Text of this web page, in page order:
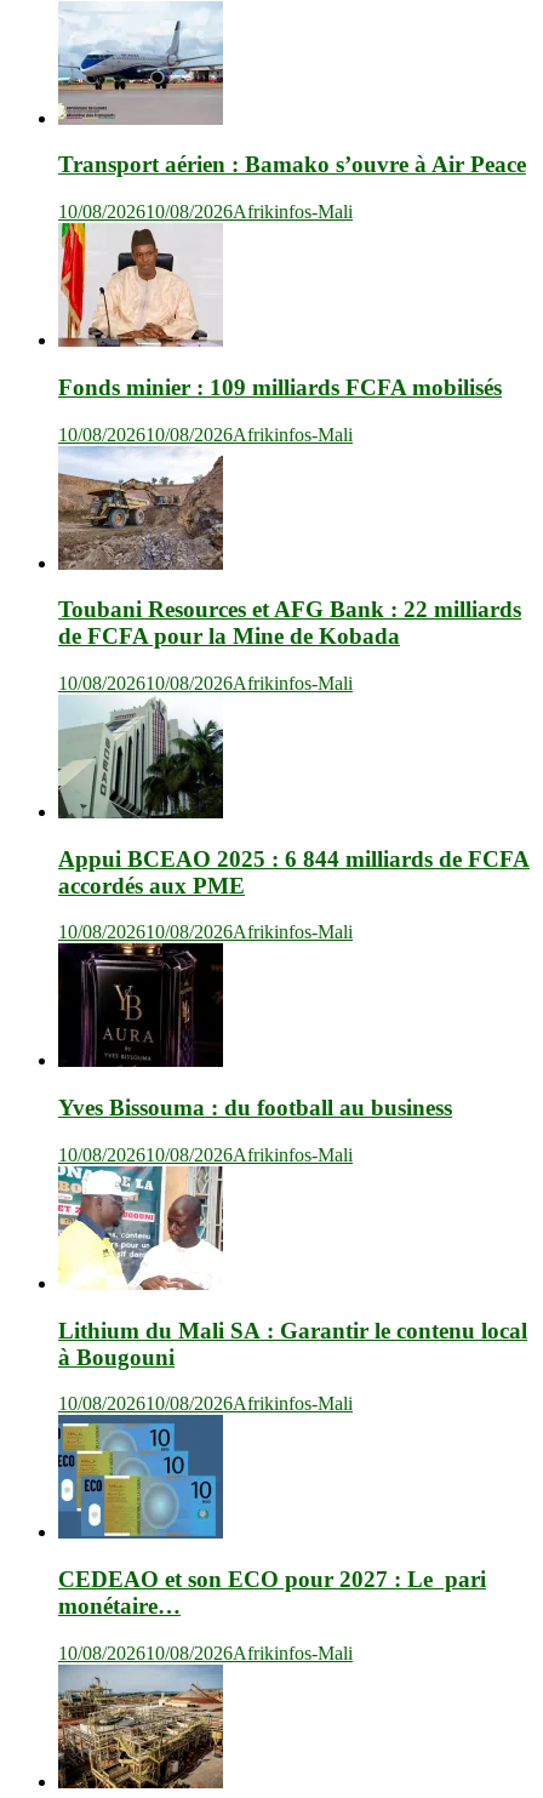
Transport aérien : Bamako s’ouvre à Air Peace
10/08/202610/08/2026Afrikinfos-Mali
Fonds minier : 109 milliards FCFA mobilisés
10/08/202610/08/2026Afrikinfos-Mali
Toubani Resources et AFG Bank : 22 milliards
de FCFA pour la Mine de Kobada
10/08/202610/08/2026Afrikinfos-Mali
Appui BCEAO 2025 : 6 844 milliards de FCFA
accordés aux PME
10/08/202610/08/2026Afrikinfos-Mali
Yves Bissouma : du football au business
10/08/202610/08/2026Afrikinfos-Mali
Lithium du Mali SA : Garantir le contenu local
à Bougouni
10/08/202610/08/2026Afrikinfos-Mali
CEDEAO et son ECO pour 2027 : Le pari
monétaire…
10/08/202610/08/2026Afrikinfos-Mali